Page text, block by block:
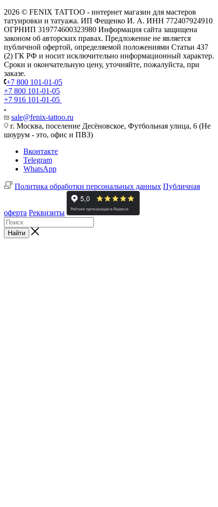
2026 © FENIX TATTOO - интернет магазин для мастеров
татуировки и татуажа. ИП Фещенко И. А. ИНН 772407924910
ОГРНИП 319774600323980 Информация сайта защищена
законом об авторских правах. Предложение не является
публичной офертой, определяемой положениями Статьи 437
(2) ГК РФ и носит исключительно информационный характер.
Сроки и окончательную цену, уточняйте, пожалуйста, при
заказе.
+7 800 101-01-05
+7 800 101-01-05
+7 916 101-01-05
sale@fenix-tattoo.ru
г. Москва, поселение Десёновское, Футбольная улица, 6 (Не
шоурум - это, офис и ПВЗ)
Вконтакте
Telegram
WhatsApp
Политика обработки персональных данных Публичная
оферта Реквизиты
Найти